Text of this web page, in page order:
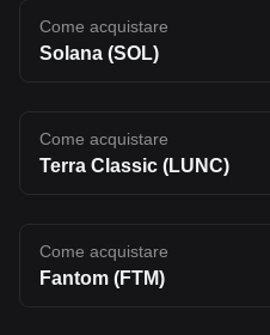
Come acquistare
Solana (SOL)
Come acquistare
Terra Classic (LUNC)
Come acquistare
Fantom (FTM)